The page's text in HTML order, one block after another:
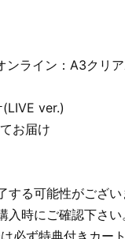
ンライン：A3クリ
ver.)
お届け
る可能性がござい
時にご確認下さい